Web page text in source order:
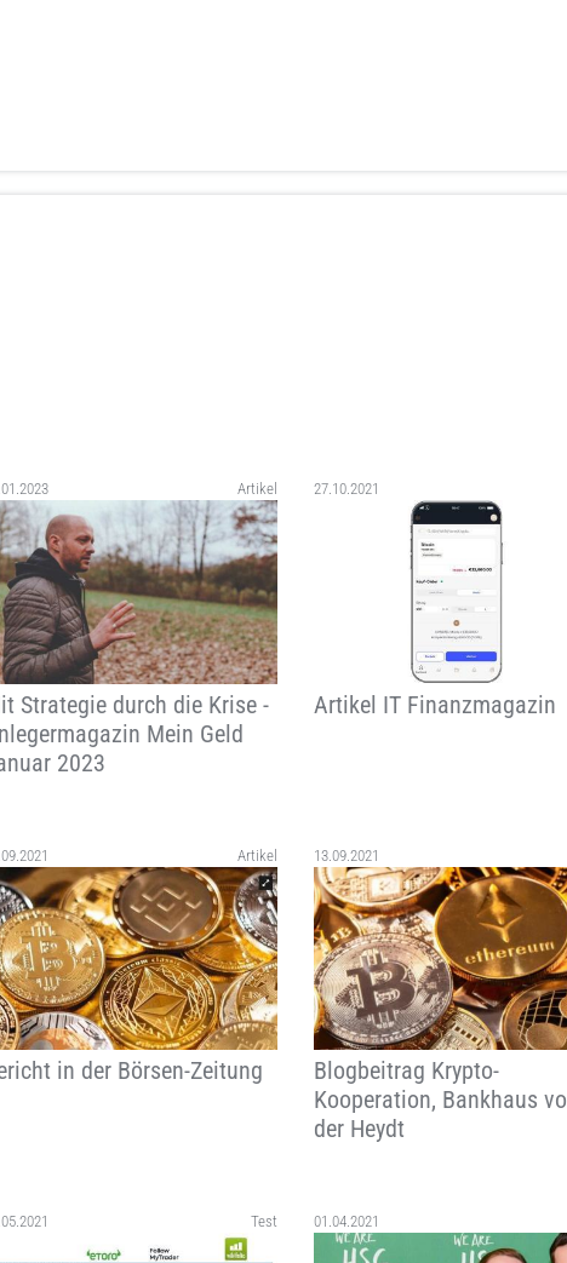
Artikel
Strategie durch die Krise -
Mein Geld
2023
27.10.2021
Artikel IT Finanzmagazin
Artikel
in der Börsen-Zeitung
13.09.2021
Blogbeitrag Krypto-
Kooperation, Bankhaus
der Heydt
Test 01.04.2021